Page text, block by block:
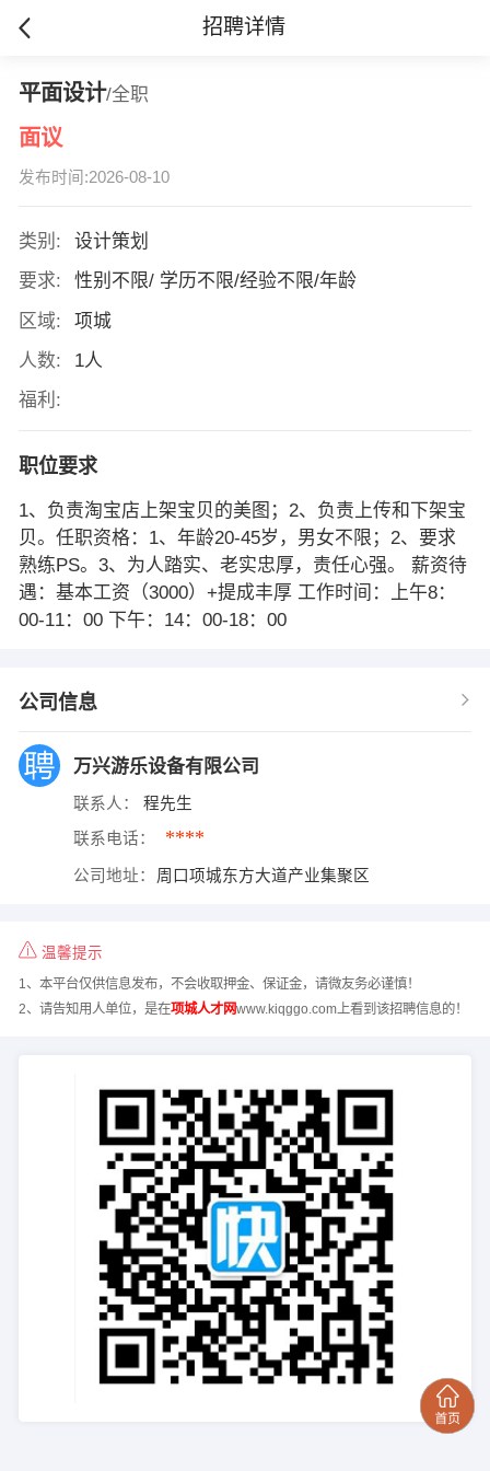
招聘详情
平面设计/全职
面议
发布时间:2026-08-10
类别:
设计策划
要求:
性别不限/ 学历不限/经验不限/年龄
区域:
项城
人数:
1人
福利:
职位要求
1、负责淘宝店上架宝贝的美图；2、负责上传和下架宝
贝。任职资格：1、年龄20-45岁，男女不限；2、要求
熟练PS。3、为人踏实、老实忠厚，责任心强。 薪资待
遇：基本工资（3000）+提成丰厚 工作时间：上午8：
00-11：00 下午：14：00-18：00
公司信息
万兴游乐设备有限公司
联系人： 程先生
联系电话： ****
公司地址： 周口项城东方大道产业集聚区
温馨提示
1、本平台仅供信息发布，不会收取押金、保证金，请微友务必谨慎！
2、请告知用人单位，是在项城人才网www.kiqggo.com上看到该招聘信息的！